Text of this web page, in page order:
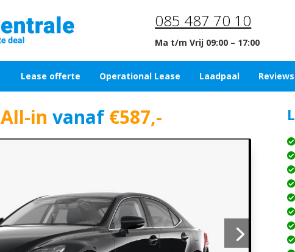
085 487 70 10
Ma t/m Vrij 09:00 – 17:00
Lease offerte Operational Lease Laadpaal Reviews
All-invanaf€587,-